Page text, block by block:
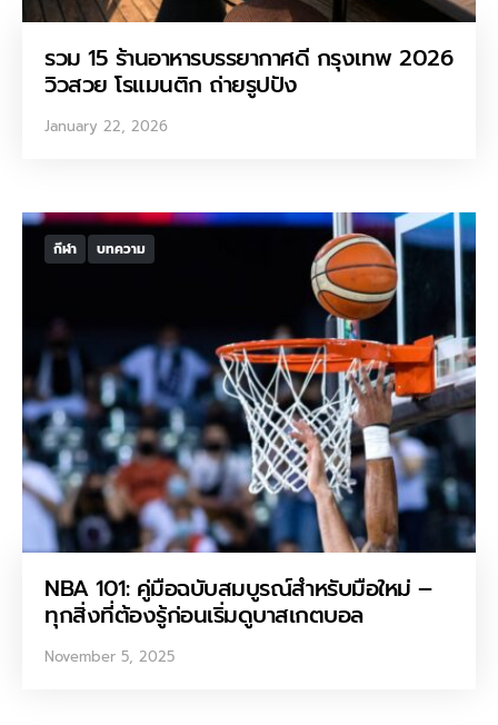
รวม 15 ร้านอาหารบรรยากาศดี กรุงเทพ 2026
วิวสวย โรแมนติก ถ่ายรูปปัง
January 22, 2026
กีฬา บทความ
NBA 101: คู่มือฉบับสมบูรณ์สำหรับมือใหม่ –
ทุกสิ่งที่ต้องรู้ก่อนเริ่มดูบาสเกตบอล
November 5, 2025